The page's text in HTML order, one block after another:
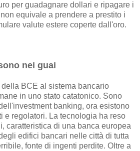
per guadagnare dollari e ripagare i
equivale a prendere a prestito i
valute estere coperte dall'oro.
nei guai
BCE al sistema bancario
in uno stato catatonico. Sono
banking, ora esistono
​​e regolatori. La tecnologia ha reso
caratteristica di una banca europea
edifici bancari nelle città di tutta
fonte di ingenti perdite. Oltre a